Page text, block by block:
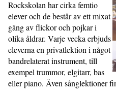
Rockskolan har cirka femtio
elever och de består av ett mixat
gäng av flickor och pojkar i
olika åldrar. Varje vecka erbjuds
eleverna en privat­lektion i något
bandrelaterat instrument, till
exempel trummor, elgitarr, bas
eller piano. Även sång­lektioner